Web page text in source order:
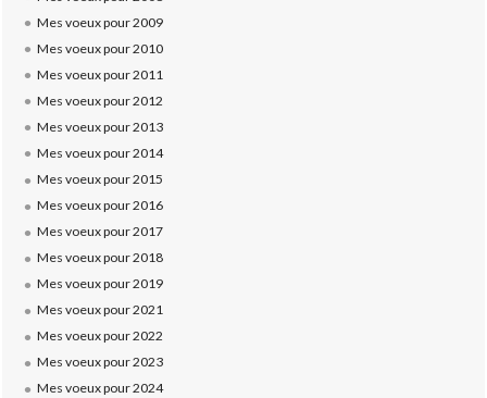
Mes voeux pour 2009
Mes voeux pour 2010
Mes voeux pour 2011
Mes voeux pour 2012
Mes voeux pour 2013
Mes voeux pour 2014
Mes voeux pour 2015
Mes voeux pour 2016
Mes voeux pour 2017
Mes voeux pour 2018
Mes voeux pour 2019
Mes voeux pour 2021
Mes voeux pour 2022
Mes voeux pour 2023
Mes voeux pour 2024